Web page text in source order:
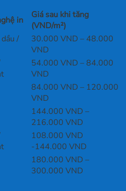
in
Giá sau khi tăng
(VND/m²)
/
30.000 VND – 48.000
VND
54.000 VND – 84.000
VND
84.000 VND – 120.000
VND
144.000 VND –
216.000 VND
108.000 VND
-144.000 VND
180.000 VND –
300.000 VND